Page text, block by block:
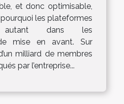
et donc optimisable,
les plateformes
autant dans les
mise en avant. Sur
milliard de membres
par l’entreprise...